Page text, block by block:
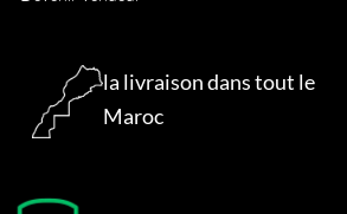
la livraison dans tout le
Maroc